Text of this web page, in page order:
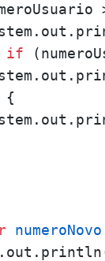
if
{
numeroNovo